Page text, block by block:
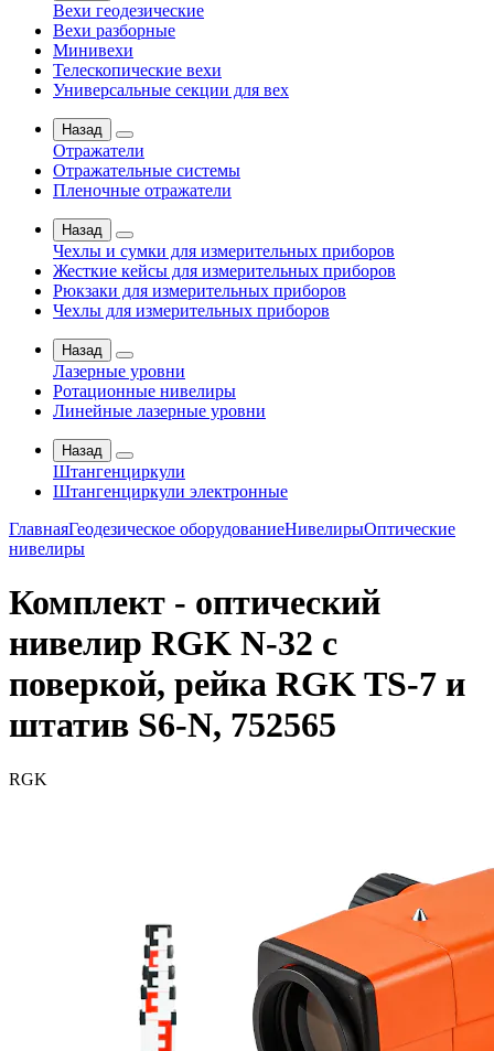
Вехи геодезические
Вехи разборные
Минивехи
Телескопические вехи
Универсальные секции для вех
Назад
Отражатели
Отражательные системы
Пленочные отражатели
Назад
Чехлы и сумки для измерительных приборов
Жесткие кейсы для измерительных приборов
Рюкзаки для измерительных приборов
Чехлы для измерительных приборов
Назад
Лазерные уровни
Ротационные нивелиры
Линейные лазерные уровни
Назад
Штангенциркули
Штангенциркули электронные
ГлавнаяГеодезическое оборудованиеНивелирыОптические
нивелиры
Комплект - оптический
нивелир RGK N-32 с
поверкой, рейка RGK TS-7 и
штатив S6-N, 752565
RGK